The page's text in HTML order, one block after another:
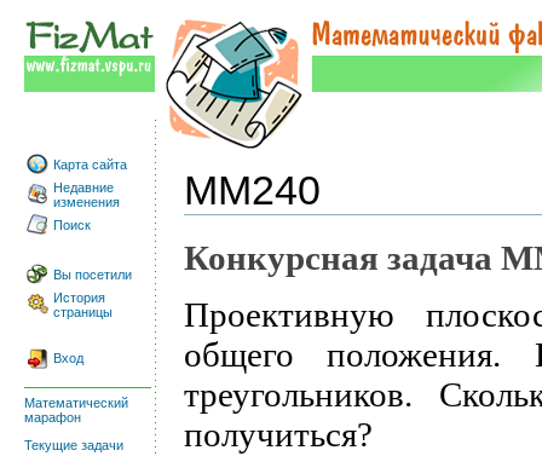
Карта сайта
Недавние
изменения
Поиск
Вы посетили
История
страницы
Вход
Математический
марафон
Текущие задачи
ММ240
Конкурсная задача
Проективную
общего положения.
треугольников.
получиться?